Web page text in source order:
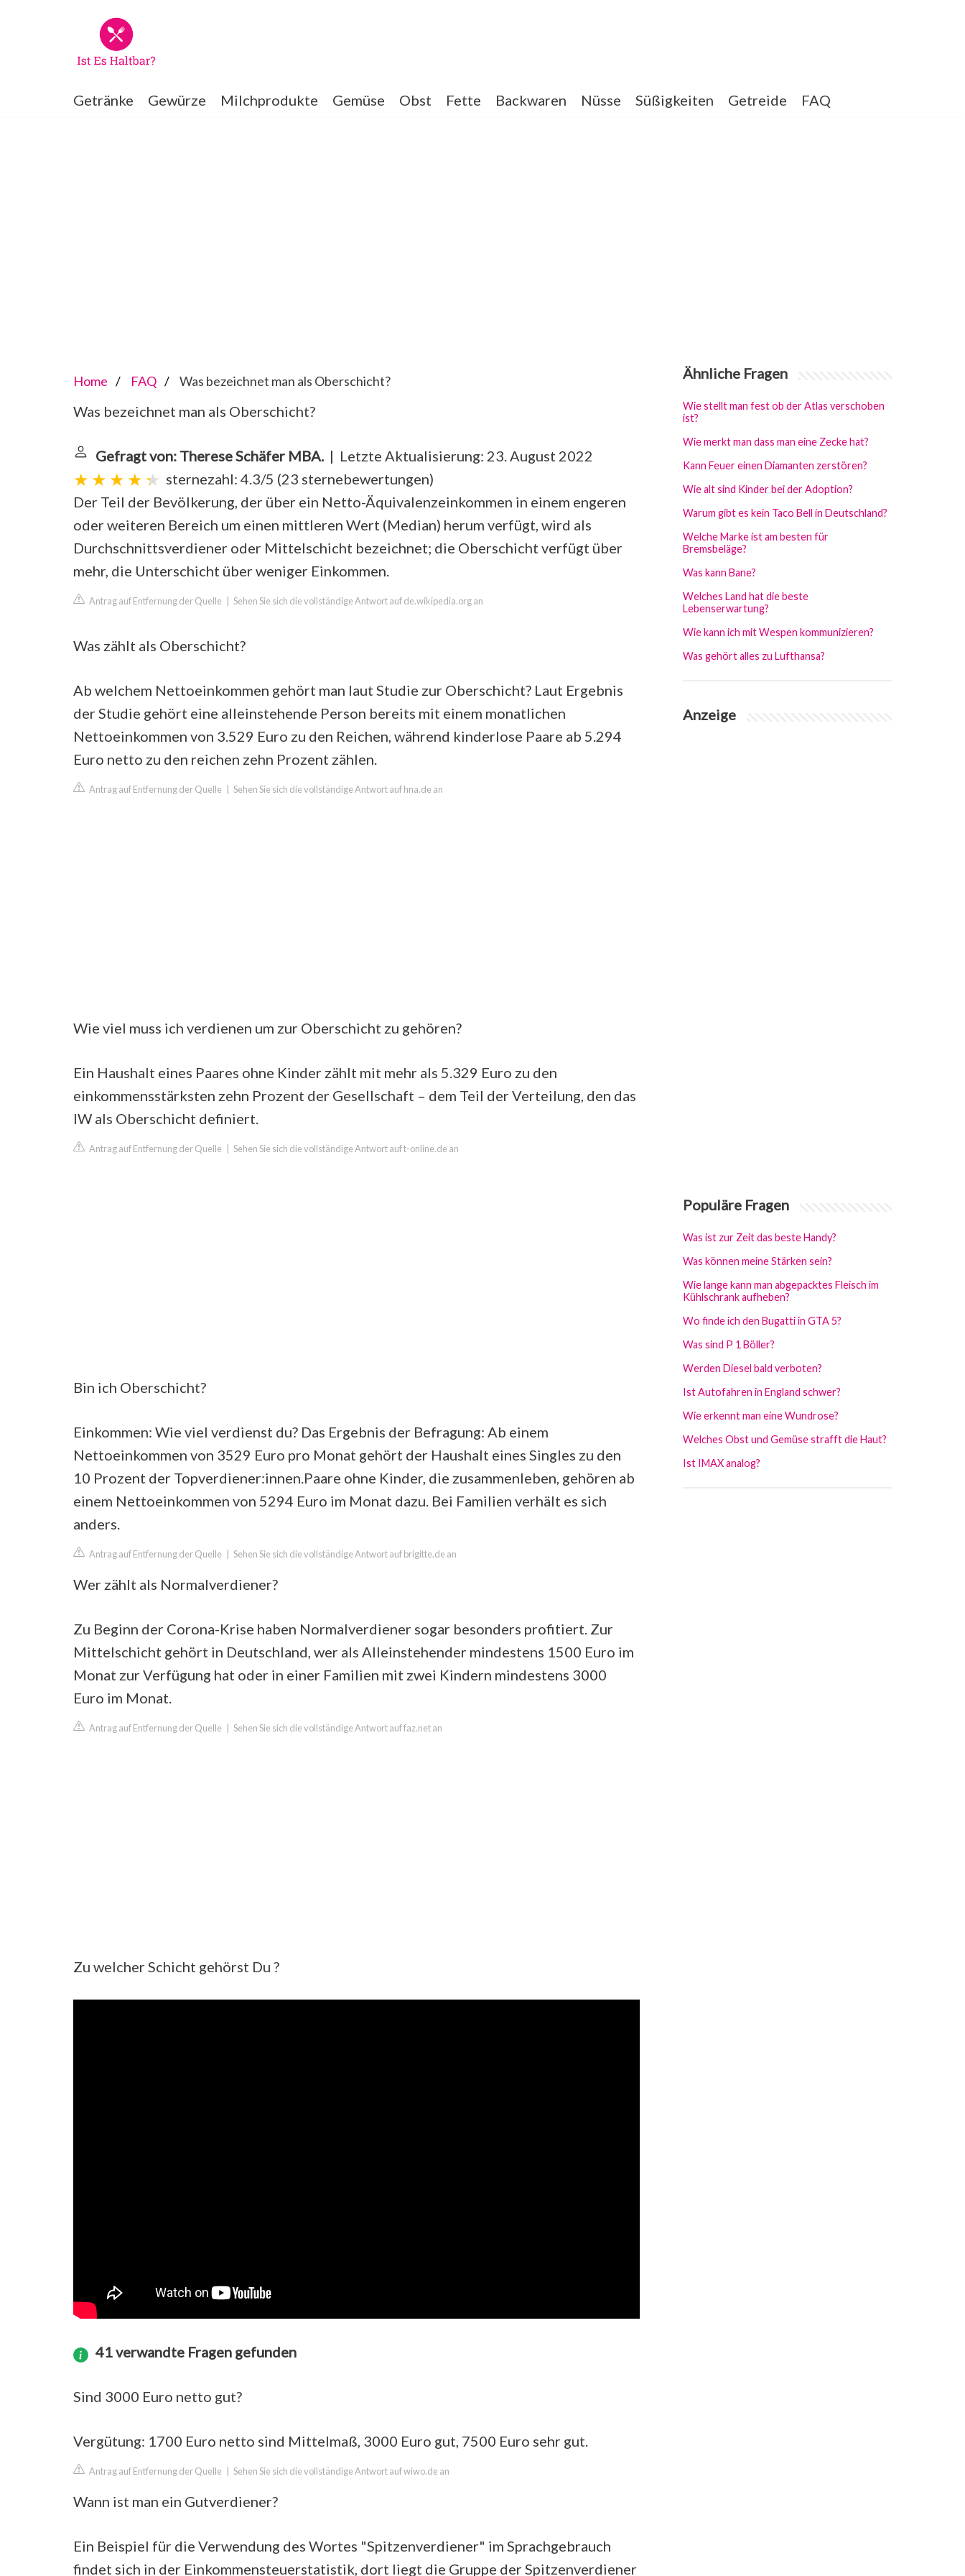
Getränke Gewürze Milchprodukte Gemüse Obst Fette Backwaren Nüsse Süßigkeiten Getreide FAQ
Home FAQ Was bezeichnet man als Oberschicht?
Was bezeichnet man als Oberschicht?
Gefragt von: Therese Schäfer MBA.| Letzte Aktualisierung: 23. August 2022
sternezahl: 4.3/5 (23 sternebewertungen)
Der Teil der Bevölkerung, der über ein Netto-Äquivalenzeinkommen in einem engeren
oder weiteren Bereich um einen mittleren Wert (Median) herum verfügt, wird als
Durchschnittsverdiener oder Mittelschicht bezeichnet; die Oberschicht verfügt über
mehr, die Unterschicht über weniger Einkommen.
Antrag auf Entfernung der Quelle Sehen Sie sich die vollständige Antwort auf de.wikipedia.org an
Was zählt als Oberschicht?
Ab welchem Nettoeinkommen gehört man laut Studie zur Oberschicht? Laut Ergebnis
der Studie gehört eine alleinstehende Person bereits mit einem monatlichen
Nettoeinkommen von 3.529 Euro zu den Reichen, während kinderlose Paare ab 5.294
Euro netto zu den reichen zehn Prozent zählen.
Antrag auf Entfernung der Quelle Sehen Sie sich die vollständige Antwort auf hna.de an
Wie viel muss ich verdienen um zur Oberschicht zu gehören?
Ein Haushalt eines Paares ohne Kinder zählt mit mehr als 5.329 Euro zu den
einkommensstärksten zehn Prozent der Gesellschaft – dem Teil der Verteilung, den das
IW als Oberschicht definiert.
Antrag auf Entfernung der Quelle Sehen Sie sich die vollständige Antwort auf t-online.de an
Bin ich Oberschicht?
Einkommen: Wie viel verdienst du? Das Ergebnis der Befragung: Ab einem
Nettoeinkommen von 3529 Euro pro Monat gehört der Haushalt eines Singles zu den
10 Prozent der Topverdiener:innen.Paare ohne Kinder, die zusammenleben, gehören ab
einem Nettoeinkommen von 5294 Euro im Monat dazu. Bei Familien verhält es sich
anders.
Antrag auf Entfernung der Quelle Sehen Sie sich die vollständige Antwort auf brigitte.de an
Wer zählt als Normalverdiener?
Zu Beginn der Corona-Krise haben Normalverdiener sogar besonders profitiert. Zur
Mittelschicht gehört in Deutschland, wer als Alleinstehender mindestens 1500 Euro im
Monat zur Verfügung hat oder in einer Familien mit zwei Kindern mindestens 3000
Euro im Monat.
Antrag auf Entfernung der Quelle Sehen Sie sich die vollständige Antwort auf faz.net an
Zu welcher Schicht gehörst Du ?
41 verwandte Fragen gefunden
Sind 3000 Euro netto gut?
Vergütung: 1700 Euro netto sind Mittelmaß, 3000 Euro gut, 7500 Euro sehr gut.
Antrag auf Entfernung der Quelle Sehen Sie sich die vollständige Antwort auf wiwo.de an
Wann ist man ein Gutverdiener?
Ein Beispiel für die Verwendung des Wortes "Spitzenverdiener" im Sprachgebrauch
findet sich in der Einkommensteuerstatistik, dort liegt die Gruppe der Spitzenverdiener
Ähnliche Fragen
Wie stellt man fest ob der Atlas verschoben
ist?
Wie merkt man dass man eine Zecke hat?
Kann Feuer einen Diamanten zerstören?
Wie alt sind Kinder bei der Adoption?
Warum gibt es kein Taco Bell in Deutschland?
Welche Marke ist am besten für
Bremsbeläge?
Was kann Bane?
Welches Land hat die beste
Lebenserwartung?
Wie kann ich mit Wespen kommunizieren?
Was gehört alles zu Lufthansa?
Anzeige
Populäre Fragen
Was ist zur Zeit das beste Handy?
Was können meine Stärken sein?
Wie lange kann man abgepacktes Fleisch im
Kühlschrank aufheben?
Wo finde ich den Bugatti in GTA 5?
Was sind P 1 Böller?
Werden Diesel bald verboten?
Ist Autofahren in England schwer?
Wie erkennt man eine Wundrose?
Welches Obst und Gemüse strafft die Haut?
Ist IMAX analog?